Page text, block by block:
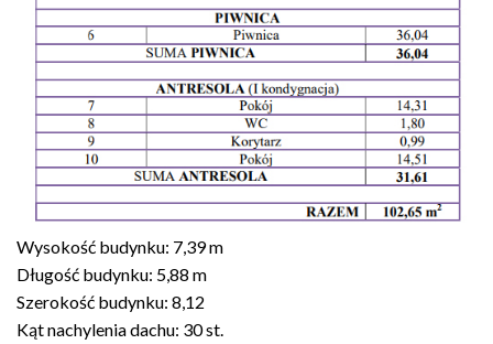
Wysokość budynku: 7,39 m
Długość budynku: 5,88 m
Szerokość budynku: 8,12
Kąt nachylenia dachu: 30 st.